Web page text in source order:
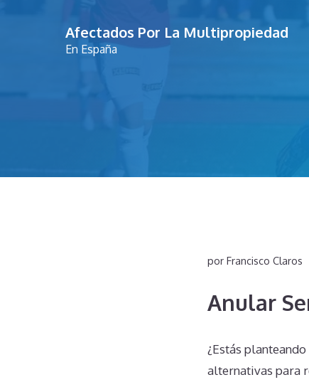
Afectados Por La Multipropiedad
En España
por Francisco Claros
Anular
¿Estás planteando
alternativas para